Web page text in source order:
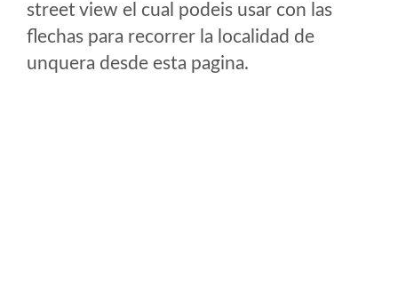
street view el cual podeis usar con las
flechas para recorrer la localidad de
unquera desde esta pagina.